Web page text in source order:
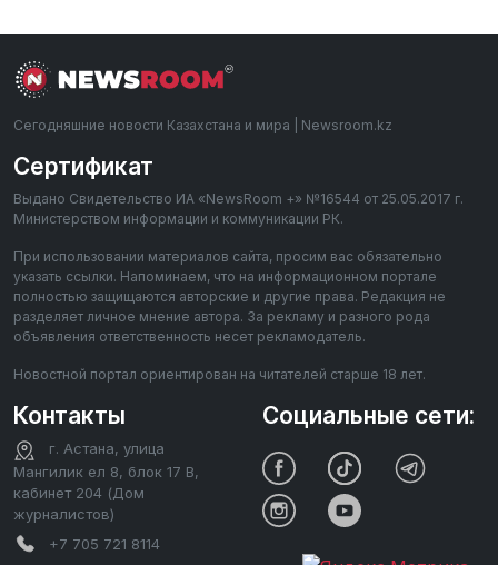
Сегодняшние новости Казахстана и мира | Newsroom.kz
Сертификат
Выдано Свидетельство ИА «NewsRoom +» №16544 от 25.05.2017 г.
Министерством информации и коммуникации РК.
При использовании материалов сайта, просим вас обязательно
указать ссылки. Напоминаем, что на информационном портале
полностью защищаются авторские и другие права. Редакция не
разделяет личное мнение автора. За рекламу и разного рода
объявления ответственность несет рекламодатель.
Новостной портал ориентирован на читателей старше 18 лет.
Контакты
г. Астана, улица
Мангилик ел 8, блок 17 В,
кабинет 204 (Дом
журналистов)
+7 705 721 8114
Социальные сети: